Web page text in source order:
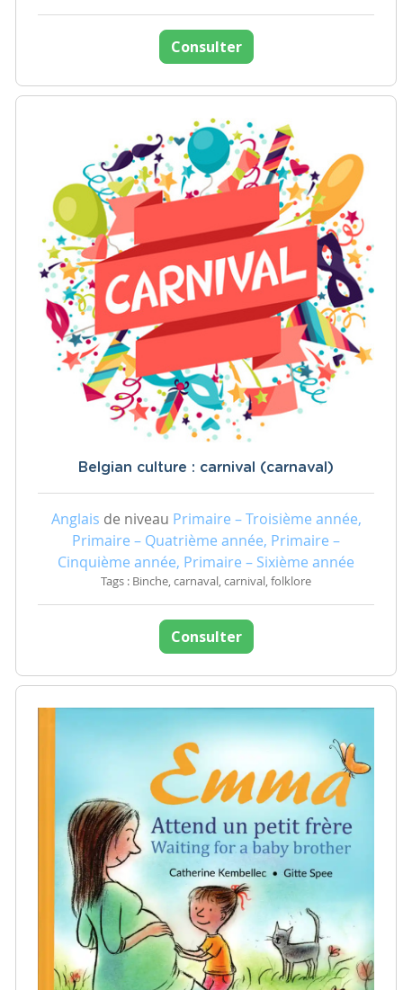
Consulter
Belgian culture : carnival (carnaval)
Anglais de niveau Primaire – Troisième année,
Primaire – Quatrième année, Primaire –
Cinquième année, Primaire – Sixième année
Tags : Binche, carnaval, carnival, folklore
Consulter